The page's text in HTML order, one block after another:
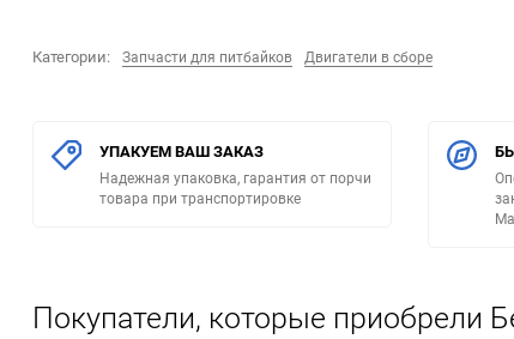
Категории: Запчасти для питбайков Двигатели в сборе
УПАКУЕМ ВАШ ЗАКАЗ
Надежная упаковка, гарантия от порчи
товара при транспортировке
Покупатели, которые приобрели